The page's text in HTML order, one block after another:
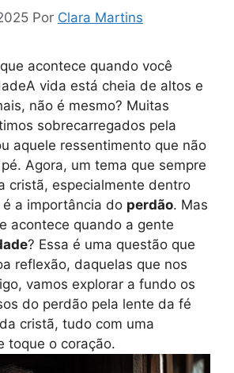
Por Clara Martins
acontece quando você
vida está cheia de altos e
não é mesmo? Muitas
sobrecarregados pela
aquele ressentimento que não
Agora, um tema que sempre
cristã, especialmente dentro
a importância do perdão. Mas
acontece quando a gente
? Essa é uma questão que
reflexão, daquelas que nos
vamos explorar a fundo os
do perdão pela lente da fé
cristã, tudo com uma
toque o coração.